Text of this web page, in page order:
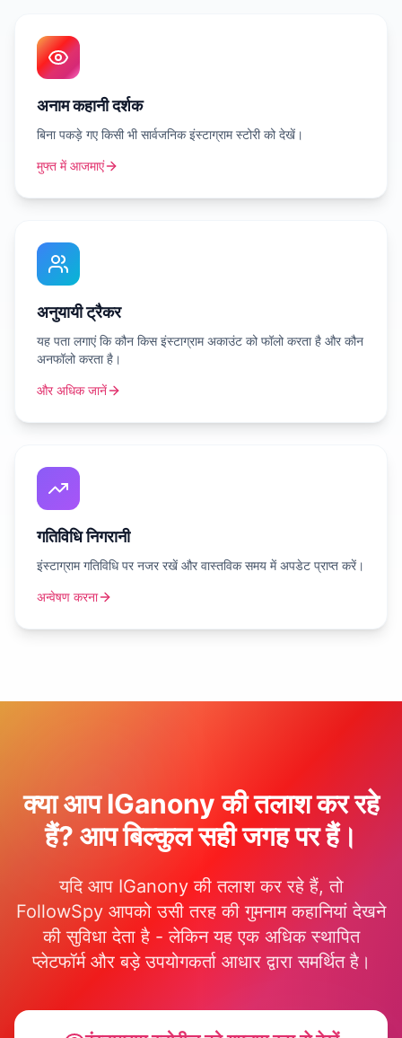
अनाम कहानी दर्शक
बिना पकड़े गए किसी भी सार्वजनिक इंस्टाग्राम स्टोरी को देखें।
मुफ्त में आजमाएं
अनुयायी ट्रैकर
यह पता लगाएं कि कौन किस इंस्टाग्राम अकाउंट को फॉलो करता है और कौन
अनफॉलो करता है।
और अधिक जानें
गतिविधि निगरानी
इंस्टाग्राम गतिविधि पर नजर रखें और वास्तविक समय में अपडेट प्राप्त करें।
अन्वेषण करना
क्या आप IGanony की तलाश कर रहे
हैं? आप बिल्कुल सही जगह पर हैं।
यदि आप IGanony की तलाश कर रहे हैं, तो
FollowSpy आपको उसी तरह की गुमनाम कहानियां देखने
की सुविधा देता है - लेकिन यह एक अधिक स्थापित
प्लेटफॉर्म और बड़े उपयोगकर्ता आधार द्वारा समर्थित है।